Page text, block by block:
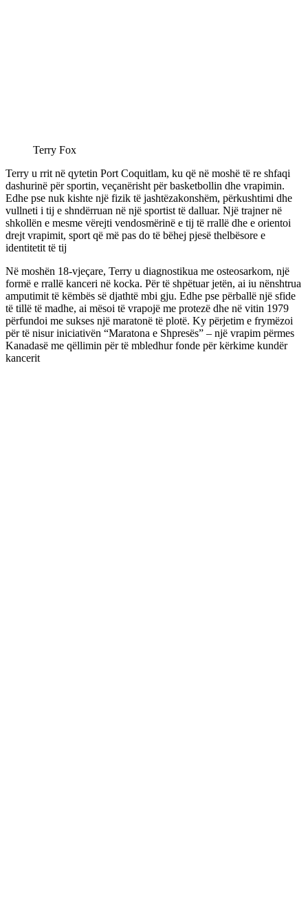
Terry Fox
Terry u rrit në qytetin Port Coquitlam, ku që në moshë të re shfaqi
dashurinë për sportin, veçanërisht për basketbollin dhe vrapimin.
Edhe pse nuk kishte një fizik të jashtëzakonshëm, përkushtimi dhe
vullneti i tij e shndërruan në një sportist të dalluar. Një trajner në
shkollën e mesme vërejti vendosmërinë e tij të rrallë dhe e orientoi
drejt vrapimit, sport që më pas do të bëhej pjesë thelbësore e
identitetit të tij
Në moshën 18-vjeçare, Terry u diagnostikua me osteosarkom, një
formë e rrallë kanceri në kocka. Për të shpëtuar jetën, ai iu nënshtrua
amputimit të këmbës së djathtë mbi gju. Edhe pse përballë një sfide
të tillë të madhe, ai mësoi të vrapojë me protezë dhe në vitin 1979
përfundoi me sukses një maratonë të plotë. Ky përjetim e frymëzoi
për të nisur iniciativën “Maratona e Shpresës” – një vrapim përmes
Kanadasë me qëllimin për të mbledhur fonde për kërkime kundër
kancerit